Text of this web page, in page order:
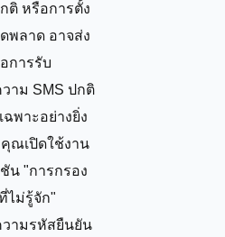
ติ หรือการตั้ง
พลาด อาจส่ง
การรับ
าม SMS ปกติ
ฉพาะอย่างยิ่ง
ณเปิดใช้งาน
น "การกรอง
ไม่รู้จัก"
ามรหัสยืนยัน